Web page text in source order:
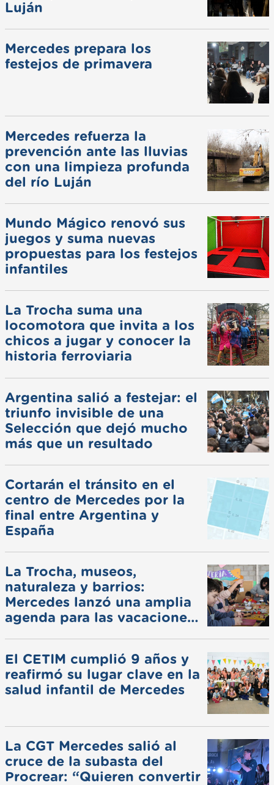
Luján
Mercedes prepara los
festejos de primavera
Mercedes refuerza la
prevención ante las lluvias
con una limpieza profunda
del río Luján
Mundo Mágico renovó sus
juegos y suma nuevas
propuestas para los festejos
infantiles
La Trocha suma una
locomotora que invita a los
chicos a jugar y conocer la
historia ferroviaria
Argentina salió a festejar: el
triunfo invisible de una
Selección que dejó mucho
más que un resultado
Cortarán el tránsito en el
centro de Mercedes por la
final entre Argentina y
España
La Trocha, museos,
naturaleza y barrios:
Mercedes lanzó una amplia
agenda para las vacaciones
El CETIM cumplió 9 años y
reafirmó su lugar clave en la
salud infantil de Mercedes
La CGT Mercedes salió al
cruce de la subasta del
Procrear: “Quieren convertir